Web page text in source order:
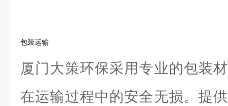
包装运输
厦门大策环保采用专业的包装
在运输过程中的安全无损。提